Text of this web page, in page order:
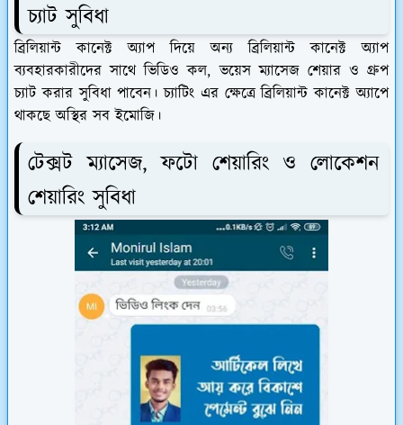
চ্যাট সুবিধা
ব্রিলিয়ান্ট কানেক্ট অ্যাপ দিয়ে অন্য ব্রিলিয়ান্ট কানেক্ট অ্যাপ
ব্যবহারকারীদের সাথে ভিডিও কল, ভয়েস ম্যাসেজ শেয়ার ও গ্রুপ
চ্যাট করার সুবিধা পাবেন। চ্যাটিং এর ক্ষেত্রে ব্রিলিয়ান্ট কানেক্ট অ্যাপে
থাকছে অস্থির সব ইমোজি।
টেক্সট ম্যাসেজ, ফটো শেয়ারিং ও লোকেশন
শেয়ারিং সুবিধা